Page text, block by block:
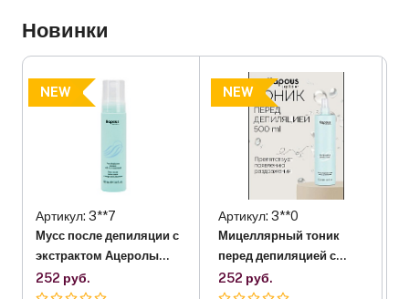
Новинки
NEW
Артикул: 3**7
Мусс после депиляции с
экстрактом Ацеролы
Kapous, 225 мл
252 руб.
NEW
Артикул: 3**0
Мицеллярный тоник
перед депиляцией с
витамином С Kapous, 500
мл
252 руб.